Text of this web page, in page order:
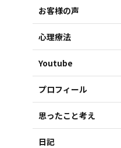
お客様の声
心理療法
Youtube
プロフィール
思ったこと考え
日記